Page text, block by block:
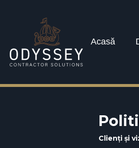
Acasă
Clienți și